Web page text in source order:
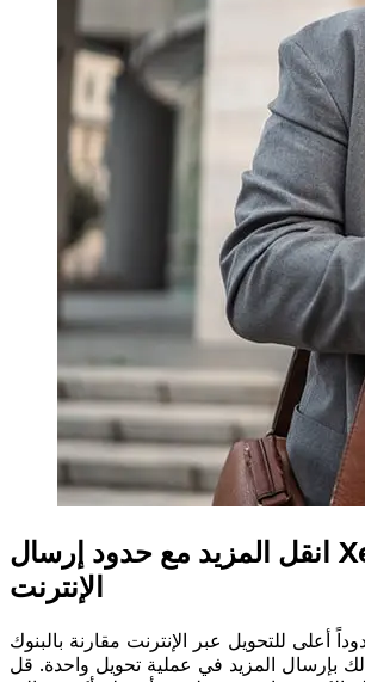
انقل المزيد مع حدود إرسال Xe الأعلى عبر
الإنترنت
أعلى للتحويل عبر الإنترنت مقارنة بالبنوك
لك بإرسال المزيد في عملية تحويل واحدة. قل